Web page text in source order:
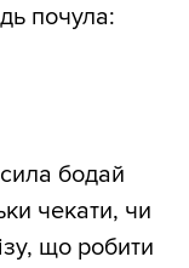
почула:
бодай
чекати, чи
що робити